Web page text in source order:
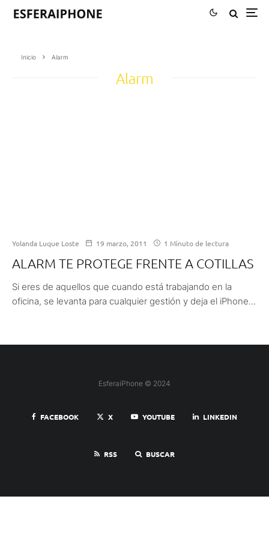
Inicio Alarm
Alarm
Yolanda Luque Loste 19 marzo, 2011 1 Minuto de lectura
ALARM TE PROTEGE FRENTE A COTILLAS
Si eres de aquellos que cuando está trabajando en la
oficina, se levanta para cualquier gestión y deja el iPhone...
EsferaiPhone © 2024
FACEBOOK X YOUTUBE LINKEDIN
RSS BUSCAR